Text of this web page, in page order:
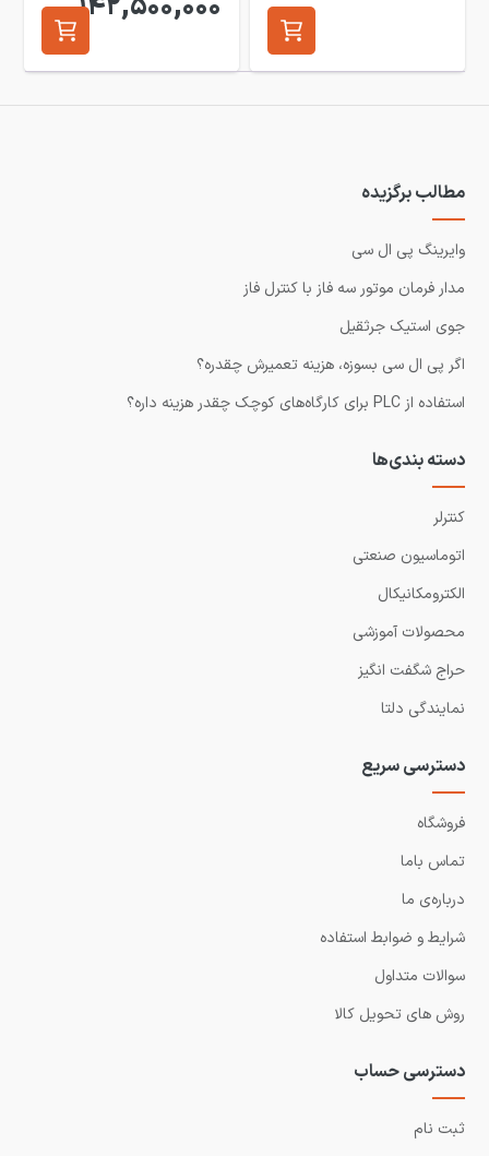
مطالب برگزیده
وایرینگ پی ال سی
مدار فرمان موتور سه فاز با کنترل فاز
جوی استیک جرثقیل
اگر پی ال سی بسوزه، هزینه تعمیرش چقدره؟
استفاده از PLC برای کارگاه‌های کوچک چقدر هزینه داره؟
دسته بندی‌ها
کنترلر
اتوماسیون صنعتی
الکترومکانیکال
محصولات آموزشی
حراج شگفت انگیز
نمایندگی دلتا
دسترسی سریع
فروشگاه
تماس باما
درباره‌ی ما
شرایط و ضوابط استفاده
سوالات متداول
روش های تحویل کالا
دسترسی حساب
ثبت نام